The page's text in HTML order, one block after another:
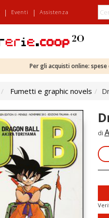
| Eventi | Assistenza
Per gli acquisti online:
Fumetti e graphic novels
di